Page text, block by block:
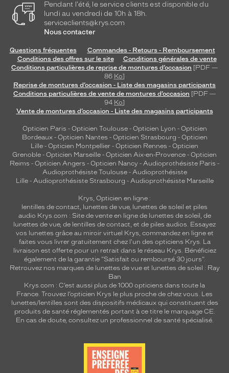
Pendant l'été, le service clients est disponible du
lundi au vendredi de 10h à 18h.
serviceclients@krys.com
Nous contacter
Questions fréquentes
Commandes - Retours - Remboursement
Conditions des offres sur le site
Conditions générales de vente
Conditions particulières de reprise de montures d’occasion [PDF —
86 Ko]
Reprise de montures d’occasion - Liste des magasins participants
Conditions particulières de vente de montures d’occasion [PDF —
94 Ko]
Vente de montures d’occasion - Liste des magasins participants
Opticien Paris - Opticien Toulouse- Opticien Lyon - Opticien
Bordeaux- Opticien Nantes - Opticien Strasbourg - Opticien
Lille - Opticien Montpellier - Opticien Rennes - Opticien
Grenoble - Opticien Marseille - Opticien Aix-en-Provence - Opticien
Reims - Opticien Angers - Opticien Nancy - Audioprothésiste Paris -
Audioprothésiste Toulouse- Audioprothésiste
Lille- Audioprothésiste Strasbourg - Audioprothésiste Marseille
Krys, Opticien en ligne :
lentilles de contact, lunettes de vue, lunettes de soleil et piles
audio Krys.com : Site de vente en ligne de lunettes de soleil, de
lunettes de vue, de lentilles de contact, et de piles audios. Essayez
vos lunettes grâce au miroir virtuel Krys, commandez en ligne et
faites vous livrer gratuitement chez l'un des opticiens Krys. La
livraison est offerte pour un retrait dans le réseau Krys. Bénéficiez
également de la garantie "Satisfait ou remboursé 30 jours".
Retrouvez nos marques de lunettes de vue et lunettes de soleil : Ray
Ban
Krys.com : C’est aussi plus de 1000 opticiens dans toute la
France. Trouvez l’opticien Krys le plus proche de chez vous. Les
lunettes/lentilles sont des dispositifs médicaux qui constituent des
produits de santé réglementés portant à ce titre le marquage CE.
En cas de doute, consultez un professionnel de santé spécialisé.